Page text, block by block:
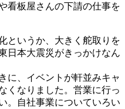
看板屋さんの下請の仕事を
というか、大きく舵取りを
日本大震災がきっかけなん
に、イベントが軒並みキャ
くなりました。営業に行っ
。自社事業についていろい